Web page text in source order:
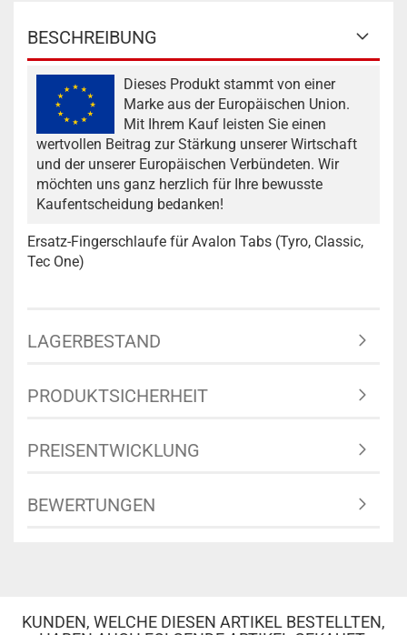
BESCHREIBUNG
Dieses Produkt stammt von einer
Marke aus der Europäischen Union.
Mit Ihrem Kauf leisten Sie einen
wertvollen Beitrag zur Stärkung unserer Wirtschaft
und der unserer Europäischen Verbündeten. Wir
möchten uns ganz herzlich für Ihre bewusste
Kaufentscheidung bedanken!
Ersatz-Fingerschlaufe für Avalon Tabs (Tyro, Classic,
Tec One)
LAGERBESTAND
PRODUKTSICHERHEIT
PREISENTWICKLUNG
BEWERTUNGEN
KUNDEN, WELCHE DIESEN ARTIKEL BESTELLTEN,